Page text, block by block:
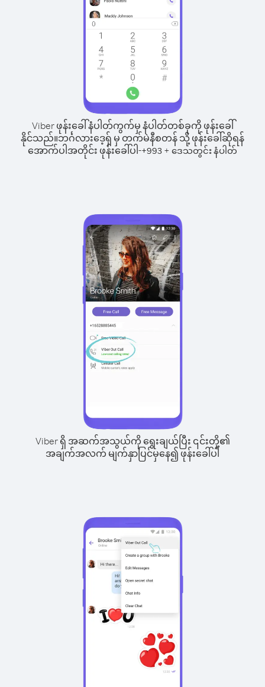
Viber ဖုန်းခေါ်နံပါတ်ကွက်မှ နံပါတ်တစ်ခုကို ဖုန်းခေါ်
နိုင်သည်။ဘင်္ဂလားဒေ့ရှ် မှ တက်မဲနီစတန် သို့ ဖုန်းခေါ်ဆိုရန်
အောက်ပါအတိုင်း ဖုန်းခေါ်ပါ-+993 + ဒေသတွင်း နံပါတ်
Viber ရှိ အဆက်အသွယ်ကို ရွေးချယ်ပြီး ၎င်းတို့၏
အချက်အလက် မျက်နှာပြင်မှနေ၍ ဖုန်းခေါ်ပါ